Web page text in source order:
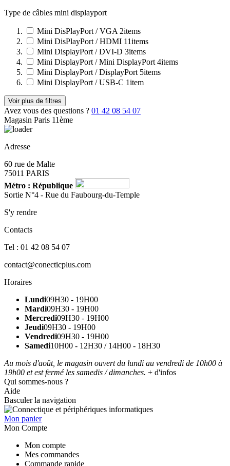
Type de câbles mini displayport
Mini DisPlayPort / VGA 2items
Mini DisPlayPort / HDMI 11items
Mini DisplayPort / DVI-D 3items
Mini DisplayPort / Mini DisplayPort 4items
Mini DisplayPort / DisplayPort 5items
Mini DisplayPort / USB-C 1item
Voir plus de filtres
Avez vous des questions ? 01 42 08 54 07
Magasin Paris 11ème
Adresse
60 rue de Malte
75011 PARIS
Métro : République
Sortie N°4 - Rue du Faubourg-du-Temple
S'y rendre
Contacts
Tel : 01 42 08 54 07
contact@conecticplus.com
Horaires
Lundi09H30 - 19H00
Mardi09H30 - 19H00
Mercredi09H30 - 19H00
Jeudi09H30 - 19H00
Vendredi09H30 - 19H00
Samedi10H00 - 12H30 / 14H00 - 18H30
Au mois d'août, le magasin ouvert du lundi au vendredi de 10h00 à
19h00 et est fermé les samedis / dimanches. + d'infos
Qui sommes-nous ?
Aide
Basculer la navigation
Mon panier
Mon Compte
Mon compte
Mes commandes
Commande rapide